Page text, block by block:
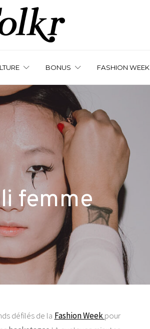
BONUS FASHION WEEK
femme
défilés de la Fashion Weekpour